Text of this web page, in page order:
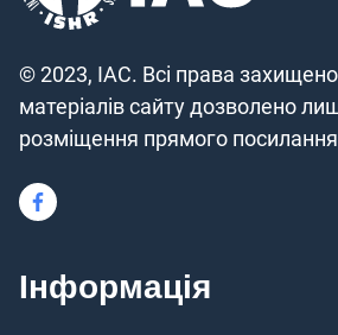
© 2023, IAC. Всі права
матеріалів сайту дозволено
розміщення прямого
Інформація